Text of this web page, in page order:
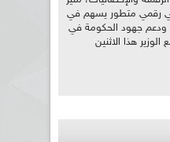
رقمي متطور يسهم في
ودعم جهود الحكومة في
هذا الاثنين